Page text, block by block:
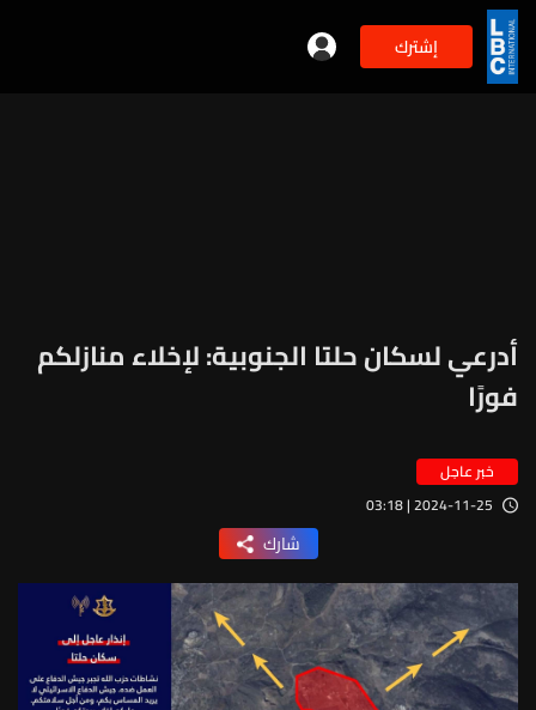
إشترك
أدرعي لسكان حلتا الجنوبية: لإخلاء منازلكم
فورًا
خبر عاجل
2024-11-25 | 03:18
شارك